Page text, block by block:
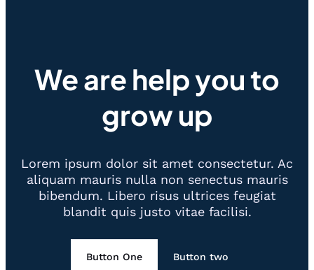
We are help you to
grow up
Lorem ipsum dolor sit amet consectetur. Ac
aliquam mauris nulla non senectus mauris
bibendum. Libero risus ultrices feugiat
blandit quis justo vitae facilisi.
Button One Button two